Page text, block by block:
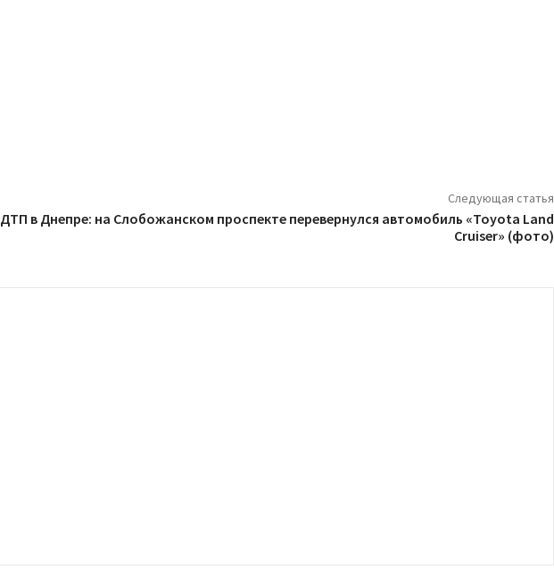
Следующая статья
ДТП в Днепре: на Слобожанском проспекте перевернулся автомобиль «Toyota Land
Cruiser» (фото)